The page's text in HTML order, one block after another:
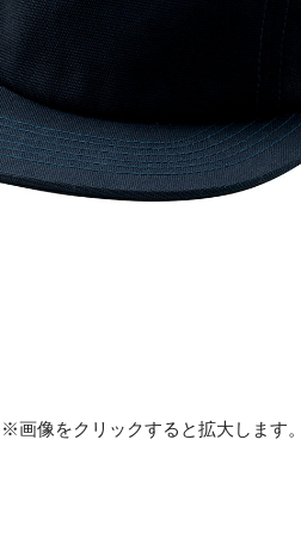
※画像をクリックすると拡大します